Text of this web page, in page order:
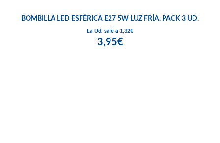
BOMBILLA LED ESFÉRICA E27 5W LUZ FRÍA. PACK 3 UD.
La Ud. sale a 1,32€
3,95€